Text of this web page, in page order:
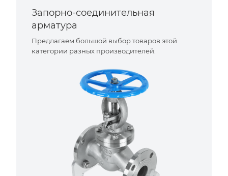
Запорно-соединительная
арматура
Предлагаем большой выбор товаров этой
категории разных производителей.